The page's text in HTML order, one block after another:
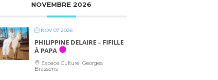
NOVEMBRE 2026
NOV 07 2026
PHILIPPINE DELAIRE – FIFILLE
À PAPA
Espace Culturel Georges
Brassens